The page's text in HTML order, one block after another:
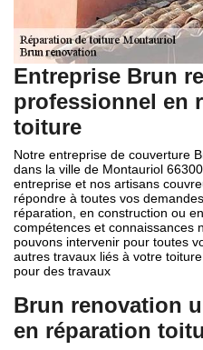
Entreprise Brun
professionnel en
toiture
Notre entreprise de couverture
dans la ville de Montauriol
entreprise et nos artisans
répondre à toutes vos
réparation, en construction ou
compétences et connaissances
pouvons intervenir pour toutes
autres travaux liés à votre
pour des travaux
Brun renovation
en réparation